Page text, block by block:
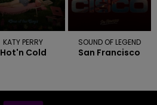
KATY PERRY
Hot'n Cold
SOUND OF LEGEND
San Francisco